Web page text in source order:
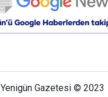
Yenigün Gazetesi © 2023